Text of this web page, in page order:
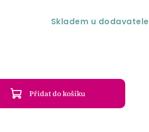
Skladem u dodavatele
Přidat do košíku